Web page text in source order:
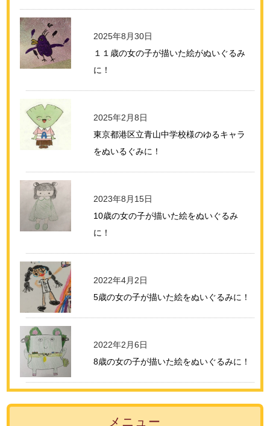
2025年8月30日
１１歳の女の子が描いた絵がぬいぐるみ
に！
2025年2月8日
東京都港区立青山中学校様のゆるキャラ
をぬいるぐみに！
2023年8月15日
10歳の女の子が描いた絵をぬいぐるみ
に！
2022年4月2日
5歳の女の子が描いた絵をぬいぐるみに！
2022年2月6日
8歳の女の子が描いた絵をぬいぐるみに！
メニュー